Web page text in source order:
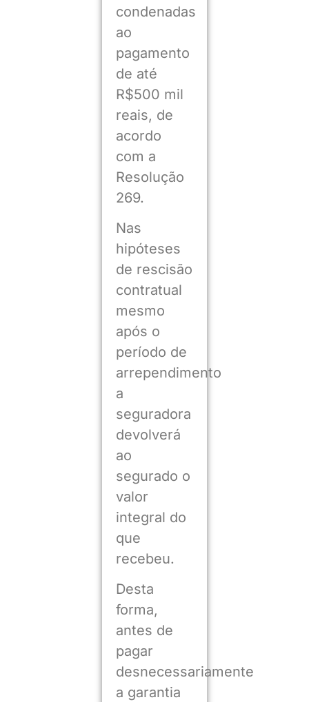
condenadas
ao
pagamento
de até
R$500 mil
reais, de
acordo
com a
Resolução
269.
Nas
hipóteses
de rescisão
contratual
mesmo
após o
período de
arrependimento
a
seguradora
devolverá
ao
segurado o
valor
integral do
que
recebeu.
Desta
forma,
antes de
pagar
desnecessariamente
a garantia